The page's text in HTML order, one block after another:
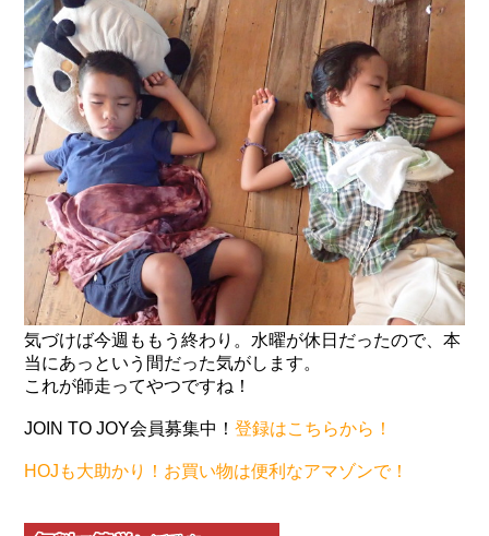
気づけば今週ももう終わり。水曜が休日だったので、本
当にあっという間だった気がします。
これが師走ってやつですね！
JOIN TO JOY会員募集中！登録はこちらから！
HOJも大助かり！お買い物は便利なアマゾンで！